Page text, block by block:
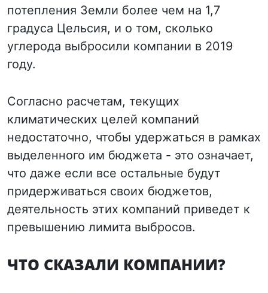
потепления Земли более чем на 1,7
градуса Цельсия, и о том, сколько
углерода выбросили компании в 2019
году.
Согласно расчетам, текущих
климатических целей компаний
недостаточно, чтобы удержаться в рамках
выделенного им бюджета - это означает,
что даже если все остальные будут
придерживаться своих бюджетов,
деятельность этих компаний приведет к
превышению лимита выбросов.
ЧТО СКАЗАЛИ КОМПАНИИ?